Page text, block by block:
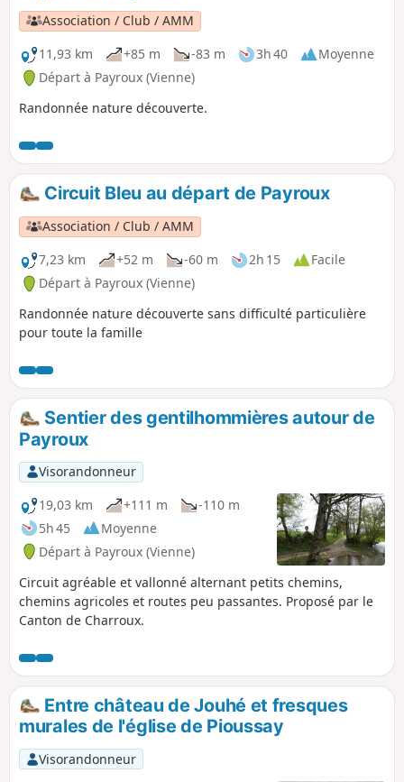
Association / Club / AMM
11,93 km
+85 m -83 m 3h 40
Moyenne
Départ à Payroux (Vienne)
Randonnée nature découverte.
Circuit Bleu au départ de Payroux
Association / Club / AMM
7,23 km
+52 m -60 m 2h 15
Facile
Départ à Payroux (Vienne)
Randonnée nature découverte sans difficulté particulière
pour toute la famille
Sentier des gentilhommières autour de
Payroux
Visorandonneur
19,03 km
+111 m
-110 m
5h 45
Moyenne
Départ à Payroux (Vienne)
Circuit agréable et vallonné alternant petits chemins,
chemins agricoles et routes peu passantes. Proposé par le
Canton de Charroux.
Entre château de Jouhé et fresques
murales de l'église de Pioussay
Visorandonneur